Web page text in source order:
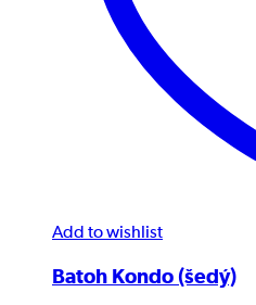
Add to wishlist
Batoh Kondo (šedý)